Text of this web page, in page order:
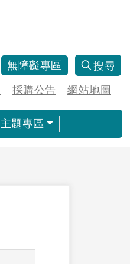
無障礙專區 搜尋
採購公告 網站地圖
主題專區